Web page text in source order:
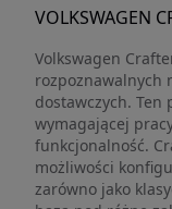
VOLKSWAGEN
Volkswagen
rozpoznawalnych
dostawczych. Ten
wymagającej
funkcjonalność.
możliwości
zarówno jako